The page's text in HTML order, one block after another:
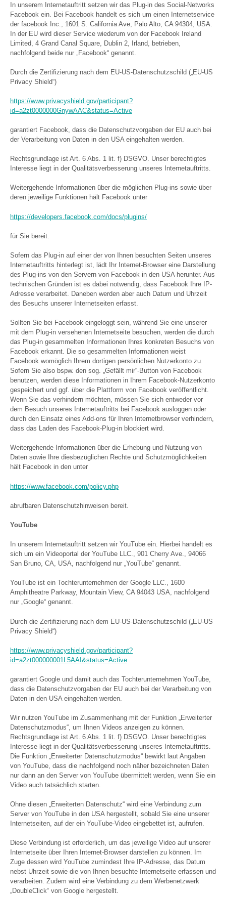
In unserem Internetauftritt setzen wir das Plug-in des Social-Networks
Facebook ein. Bei Facebook handelt es sich um einen Internetservice
der facebook Inc., 1601 S. California Ave, Palo Alto, CA 94304, USA.
In der EU wird dieser Service wiederum von der Facebook Ireland
Limited, 4 Grand Canal Square, Dublin 2, Irland, betrieben,
nachfolgend beide nur „Facebook“ genannt.
Durch die Zertifizierung nach dem EU-US-Datenschutzschild („EU-US
Privacy Shield“)
https://www.privacyshield.gov/participant?
id=a2zt0000000GnywAAC&status=Active
garantiert Facebook, dass die Datenschutzvorgaben der EU auch bei
der Verarbeitung von Daten in den USA eingehalten werden.
Rechtsgrundlage ist Art. 6 Abs. 1 lit. f) DSGVO. Unser berechtigtes
Interesse liegt in der Qualitätsverbesserung unseres Internetauftritts.
Weitergehende Informationen über die möglichen Plug-ins sowie über
deren jeweilige Funktionen hält Facebook unter
https://developers.facebook.com/docs/plugins/
für Sie bereit.
Sofern das Plug-in auf einer der von Ihnen besuchten Seiten unseres
Internetauftritts hinterlegt ist, lädt Ihr Internet-Browser eine Darstellung
des Plug-ins von den Servern von Facebook in den USA herunter. Aus
technischen Gründen ist es dabei notwendig, dass Facebook Ihre IP-
Adresse verarbeitet. Daneben werden aber auch Datum und Uhrzeit
des Besuchs unserer Internetseiten erfasst.
Sollten Sie bei Facebook eingeloggt sein, während Sie eine unserer
mit dem Plug-in versehenen Internetseite besuchen, werden die durch
das Plug-in gesammelten Informationen Ihres konkreten Besuchs von
Facebook erkannt. Die so gesammelten Informationen weist
Facebook womöglich Ihrem dortigen persönlichen Nutzerkonto zu.
Sofern Sie also bspw. den sog. „Gefällt mir“-Button von Facebook
benutzen, werden diese Informationen in Ihrem Facebook-Nutzerkonto
gespeichert und ggf. über die Plattform von Facebook veröffentlicht.
Wenn Sie das verhindern möchten, müssen Sie sich entweder vor
dem Besuch unseres Internetauftritts bei Facebook ausloggen oder
durch den Einsatz eines Add-ons für Ihren Internetbrowser verhindern,
dass das Laden des Facebook-Plug-in blockiert wird.
Weitergehende Informationen über die Erhebung und Nutzung von
Daten sowie Ihre diesbezüglichen Rechte und Schutzmöglichkeiten
hält Facebook in den unter
https://www.facebook.com/policy.php
abrufbaren Datenschutzhinweisen bereit.
YouTube
In unserem Internetauftritt setzen wir YouTube ein. Hierbei handelt es
sich um ein Videoportal der YouTube LLC., 901 Cherry Ave., 94066
San Bruno, CA, USA, nachfolgend nur „YouTube“ genannt.
YouTube ist ein Tochterunternehmen der Google LLC., 1600
Amphitheatre Parkway, Mountain View, CA 94043 USA, nachfolgend
nur „Google“ genannt.
Durch die Zertifizierung nach dem EU-US-Datenschutzschild („EU-US
Privacy Shield“)
https://www.privacyshield.gov/participant?
id=a2zt000000001L5AAI&status=Active
garantiert Google und damit auch das Tochterunternehmen YouTube,
dass die Datenschutzvorgaben der EU auch bei der Verarbeitung von
Daten in den USA eingehalten werden.
Wir nutzen YouTube im Zusammenhang mit der Funktion „Erweiterter
Datenschutzmodus“, um Ihnen Videos anzeigen zu können.
Rechtsgrundlage ist Art. 6 Abs. 1 lit. f) DSGVO. Unser berechtigtes
Interesse liegt in der Qualitätsverbesserung unseres Internetauftritts.
Die Funktion „Erweiterter Datenschutzmodus“ bewirkt laut Angaben
von YouTube, dass die nachfolgend noch näher bezeichneten Daten
nur dann an den Server von YouTube übermittelt werden, wenn Sie ein
Video auch tatsächlich starten.
Ohne diesen „Erweiterten Datenschutz“ wird eine Verbindung zum
Server von YouTube in den USA hergestellt, sobald Sie eine unserer
Internetseiten, auf der ein YouTube-Video eingebettet ist, aufrufen.
Diese Verbindung ist erforderlich, um das jeweilige Video auf unserer
Internetseite über Ihren Internet-Browser darstellen zu können. Im
Zuge dessen wird YouTube zumindest Ihre IP-Adresse, das Datum
nebst Uhrzeit sowie die von Ihnen besuchte Internetseite erfassen und
verarbeiten. Zudem wird eine Verbindung zu dem Werbenetzwerk
„DoubleClick“ von Google hergestellt.